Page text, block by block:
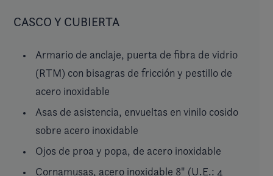
CASCO Y CUBIERTA
Armario de anclaje, puerta de fibra de vidrio
(RTM) con bisagras de fricción y pestillo de
acero inoxidable
Asas de asistencia, envueltas en vinilo cosido
sobre acero inoxidable
Ojos de proa y popa, de acero inoxidable
Cornamusas, acero inoxidable 8" (U.E.: 4